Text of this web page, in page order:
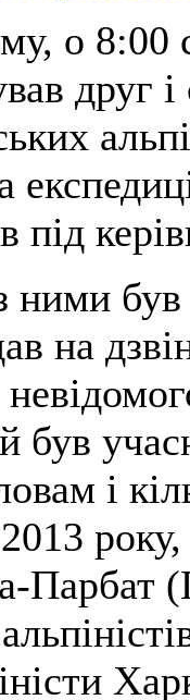
о 8:00
друг
під
ними
на
був
і